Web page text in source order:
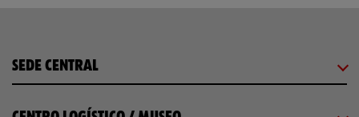
SEDE CENTRAL